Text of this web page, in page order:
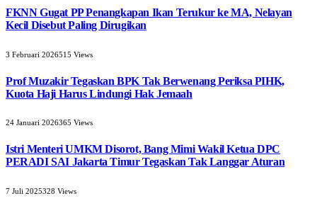
FKNN Gugat PP Penangkapan Ikan Terukur ke MA, Nelayan
Kecil Disebut Paling Dirugikan
3 Februari 2026515 Views
Prof Muzakir Tegaskan BPK Tak Berwenang Periksa PIHK,
Kuota Haji Harus Lindungi Hak Jemaah
24 Januari 2026365 Views
Istri Menteri UMKM Disorot, Bang Mimi Wakil Ketua DPC
PERADI SAI Jakarta Timur Tegaskan Tak Langgar Aturan
7 Juli 2025328 Views